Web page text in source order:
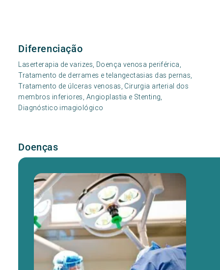
Diferenciação
Laserterapia de varizes, Doença venosa periférica,
Tratamento de derrames e telangectasias das pernas,
Tratamento de úlceras venosas, Cirurgia arterial dos
membros inferiores, Angioplastia e Stenting,
Diagnóstico imagiológico
Doenças